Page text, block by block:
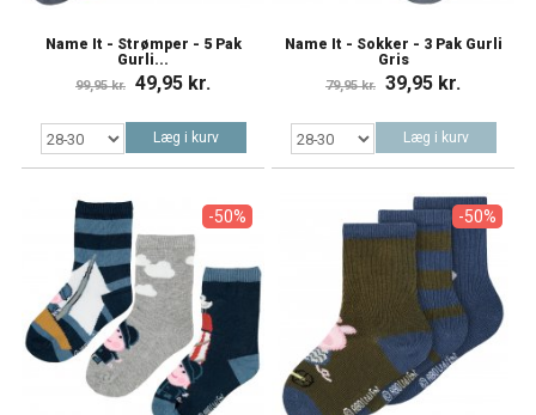
Name It - Strømper - 5 Pak
Gurli...
99,95 kr. 49,95 kr.
Læg i kurv
Name It - Sokker - 3 Pak Gurli
Gris
79,95 kr. 39,95 kr.
Læg i kurv
-50% -50%